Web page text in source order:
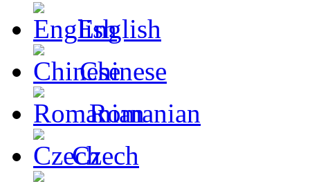
English
Chinese
Romanian
Czech